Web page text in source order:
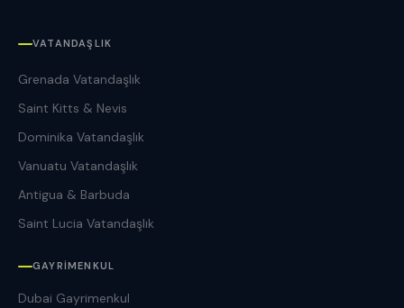
VATANDAŞLIK
Grenada Vatandaşlık
Saint Kitts & Nevis
Dominika Vatandaşlık
Vanuatu Vatandaşlık
Antigua & Barbuda
Saint Lucia Vatandaşlık
GAYRIMENKUL
Dubai Gayrimenkul